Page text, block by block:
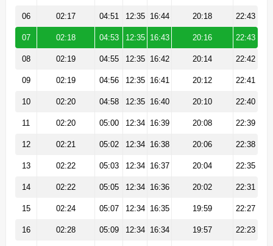
06 02:17 04:51 12:35 16:44 20:18 22:43
07 02:18 04:53 12:35 16:43 20:16 22:43
08 02:19 04:55 12:35 16:42 20:14 22:42
09 02:19 04:56 12:35 16:41 20:12 22:41
10 02:20 04:58 12:35 16:40 20:10 22:40
11 02:20 05:00 12:34 16:39 20:08 22:39
12 02:21 05:02 12:34 16:38 20:06 22:38
13 02:22 05:03 12:34 16:37 20:04 22:35
14 02:22 05:05 12:34 16:36 20:02 22:31
15 02:24 05:07 12:34 16:35 19:59 22:27
16 02:28 05:09 12:34 16:34 19:57 22:23